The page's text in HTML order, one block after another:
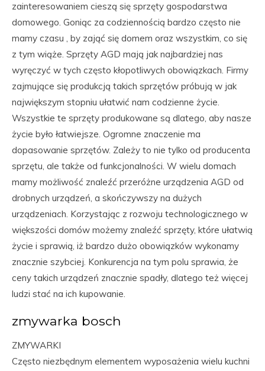
zainteresowaniem cieszą się sprzęty gospodarstwa
domowego. Goniąc za codziennością bardzo często nie
mamy czasu , by zająć się domem oraz wszystkim, co się
z tym wiąże. Sprzęty AGD mają jak najbardziej nas
wyręczyć w tych często kłopotliwych obowiązkach. Firmy
zajmujące się produkcją takich sprzętów próbują w jak
największym stopniu ułatwić nam codzienne życie.
Wszystkie te sprzęty produkowane są dlatego, aby nasze
życie było łatwiejsze. Ogromne znaczenie ma
dopasowanie sprzętów. Zależy to nie tylko od producenta
sprzętu, ale także od funkcjonalności. W wielu domach
mamy możliwość znaleźć przeróżne urządzenia AGD od
drobnych urządzeń, a skończywszy na dużych
urządzeniach. Korzystając z rozwoju technologicznego w
większości domów możemy znaleźć sprzęty, które ułatwią
życie i sprawią, iż bardzo dużo obowiązków wykonamy
znacznie szybciej. Konkurencja na tym polu sprawia, że
ceny takich urządzeń znacznie spadły, dlatego też więcej
ludzi stać na ich kupowanie.
zmywarka bosch
ZMYWARKI
Często niezbędnym elementem wyposażenia wielu kuchni